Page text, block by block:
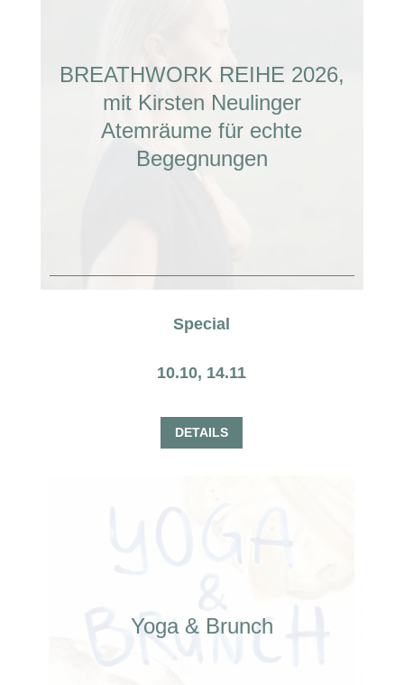
Special
BREATHWORK REIHE 2026,
mit Kirsten Neulinger
Atemräume für echte
Begegnungen
10.10, 14.11
DETAILS
Yoga & Brunch